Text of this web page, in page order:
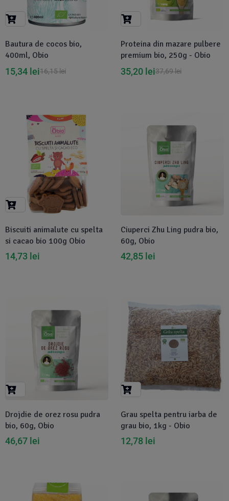
Bautura de cocos bio,
400ml, Obio
16,15lei
15,34 lei
Proteina din mazare pulbere
premium bio, 250g - Obio
37,69lei
35,20 lei
Biscuiti animalute cu spelta
si cacao bio 100g Obio
14,73 lei
Disponibil in 1-2 zile
Ciuperci Zhu Ling pudra bio,
60g, Obio
42,85 lei
Drojdie de orez rosu pudra
bio, 60g, Obio
46,67 lei
Grau spelta pentru iarba de
grau bio, 1kg - Obio
12,78 lei